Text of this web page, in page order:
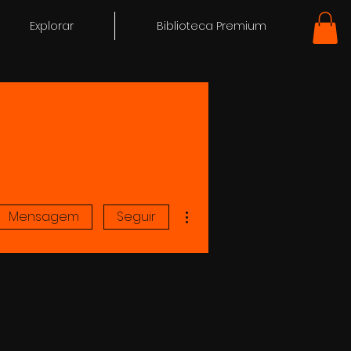
Explorar Biblioteca Premium
Mensagem Seguir